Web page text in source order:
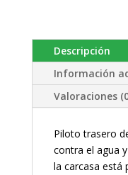
Descripción
Información
Valoraciones
Piloto trasero
contra el agua
la carcasa está